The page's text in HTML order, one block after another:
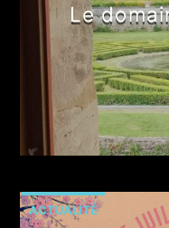
Le
ACTUALITÉ